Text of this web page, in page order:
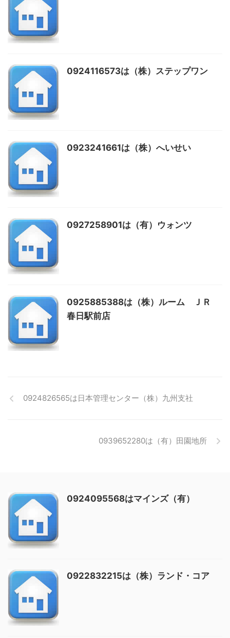
0924116573は（株）ステップワン
0923241661は（株）へいせい
0927258901は（有）ウォンツ
0925885388は（株）ルーム ＪＲ
春日駅前店
0924826565は日本管理センター（株）九州支社
0939652280は（有）田園地所
0924095568はマインズ（有）
0922832215は（株）ランド・コア